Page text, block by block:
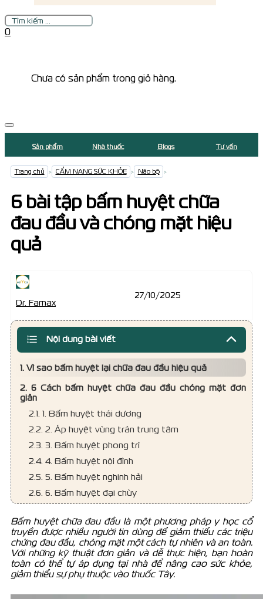
Tìm
kiếm
0
Chưa có sản phẩm trong giỏ hàng.
Sản phẩm Nhà thuốc Blogs Tư vấn
Trang chủ > CẨM NANG SỨC KHỎE > Não bộ >
6 bài tập bấm huyệt chữa
đau đầu và chóng mặt hiệu
quả
Dr. Famax
27/10/2025
Nội dung bài viết
1. Vì sao bấm huyệt lại chữa đau đầu hiệu quả
2. 6 Cách bấm huyệt chữa đau đầu chóng mặt đơn
giản
2.1. 1. Bấm huyệt thái dương
2.2. 2. Áp huyệt vùng trán trung tâm
2.3. 3. Bấm huyệt phong trì
2.4. 4. Bấm huyệt nội đình
2.5. 5. Bấm huyệt nghinh hải
2.6. 6. Bấm huyệt đại chùy
Bấm huyệt chữa đau đầu là một phương pháp y học cổ
truyền được nhiều người tin dùng để giảm thiểu các triệu
chứng đau đầu, chóng mặt một cách tự nhiên và an toàn.
Với những kỹ thuật đơn giản và dễ thực hiện, bạn hoàn
toàn có thể tự áp dụng tại nhà để nâng cao sức khỏe,
giảm thiểu sự phụ thuộc vào thuốc Tây.